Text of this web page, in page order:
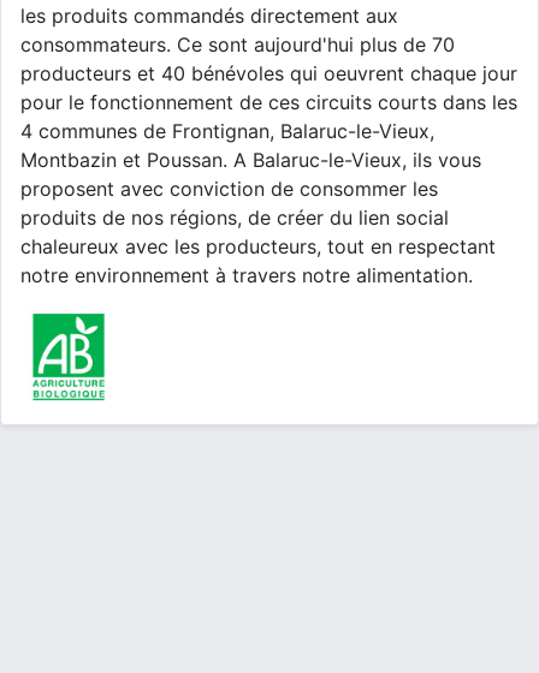
les produits commandés directement aux
consommateurs. Ce sont aujourd'hui plus de 70
producteurs et 40 bénévoles qui oeuvrent chaque jour
pour le fonctionnement de ces circuits courts dans les
4 communes de Frontignan, Balaruc-le-Vieux,
Montbazin et Poussan. A Balaruc-le-Vieux, ils vous
proposent avec conviction de consommer les
produits de nos régions, de créer du lien social
chaleureux avec les producteurs, tout en respectant
notre environnement à travers notre alimentation.